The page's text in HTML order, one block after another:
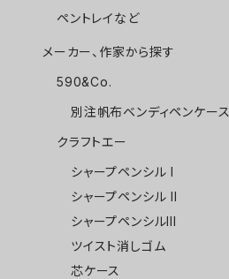
ペントレイなど
メーカー、作家から探す
590&Co.
別注帆布ベンディペンケース
クラフトエー
シャープペンシル I
シャープペンシル II
シャープペンシルIII
ツイスト消しゴム
芯ケース